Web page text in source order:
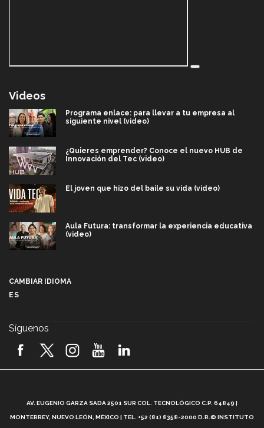
Videos
Programa enlace: para llevar a tu empresa al
siguiente nivel (video)
¿Quieres emprender? Conoce el nuevo HUB de
Innovación del Tec (video)
El joven que hizo del baile su vida (video)
Aula Futura: transformar la experiencia educativa
(video)
2026! (video)
¿Cómo es el Modelo Educativo Tec? (video)
CAMBIAR IDIOMA
ES
Síguenos
AV. EUGENIO GARZA SADA 2501 SUR COL. TECNOLÓGICO C.P. 64849 |
MONTERREY, NUEVO LEÓN, MÉXICO | TEL. +52 (81) 8358-2000 D.R.© INSTITUTO